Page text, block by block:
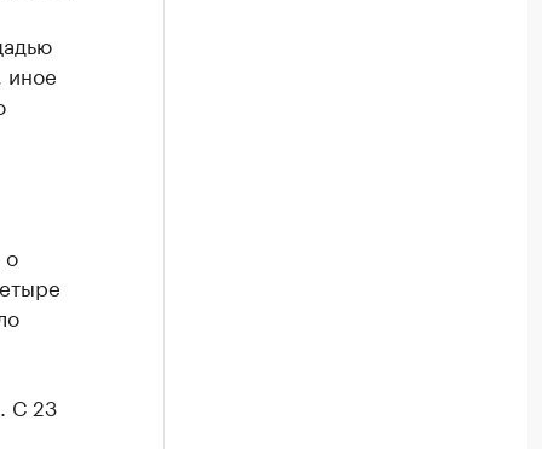
иное
о
С 23